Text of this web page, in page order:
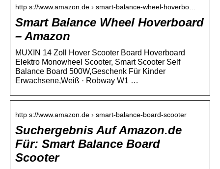
http s://www.amazon.de › smart-balance-wheel-hoverbo…
Smart Balance Wheel Hoverboard
– Amazon
MUXIN 14 Zoll Hover Scooter Board Hoverboard
Elektro Monowheel Scooter, Smart Scooter Self
Balance Board 500W,Geschenk Für Kinder
Erwachsene,Weiß · Robway W1 …
http s://www.amazon.de › smart-balance-board-scooter
Suchergebnis Auf Amazon.de
Für: Smart Balance Board
Scooter